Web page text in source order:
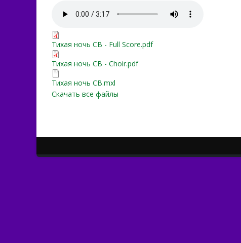
Тихая ночь СВ.mp3
Тихая ночь СВ - Full Score.pdf
Тихая ночь СВ - Full Score.pdf
Тихая ночь СВ - Choir.pdf
Тихая ночь СВ - Choir.pdf
Тихая ночь СВ.mxl
Тихая ночь СВ.mxl
Скачать все файлы